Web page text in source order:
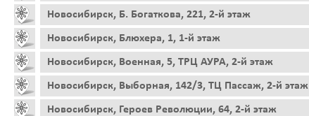
Новосибирск, Б. Богаткова, 221, 2-й этаж
Новосибирск, Блюхера, 1, 1-й этаж
Новосибирск, Военная, 5, ТРЦ АУРА, 2-й этаж
Новосибирск, Выборная, 142/3, ТЦ Пассаж, 2-й этаж
Новосибирск, Героев Революции, 64, 2-й этаж